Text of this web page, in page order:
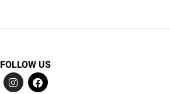
FOLLOW US